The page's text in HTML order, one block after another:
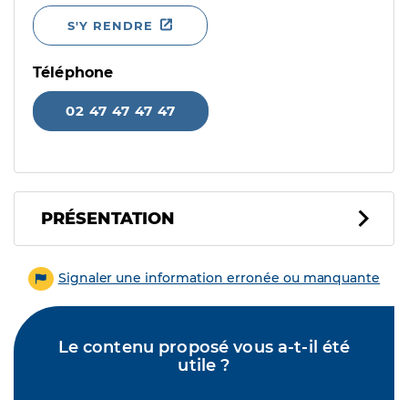
S'Y RENDRE
Téléphone
02 47 47 47 47
PRÉSENTATION
Signaler une information erronée ou manquante
Le contenu proposé vous a-t-il été
utile ?